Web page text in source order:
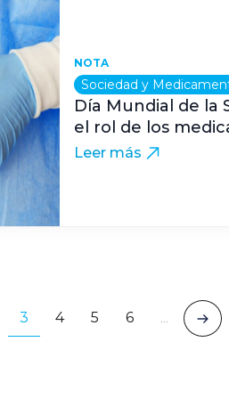
NOTA
Sociedad y
Día Mundial de la
el rol de los
Leer más
3 4 5 6